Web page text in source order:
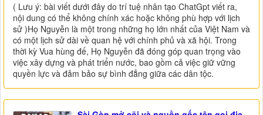
( Lưu ý: bài viết dưới đây do trí tuệ nhân tạo ChatGpt viết ra,
nội dung có thể không chính xác hoặc không phù hợp với lịch
sử )Họ Nguyễn là một trong những họ lớn nhất của Việt Nam và
có một lịch sử dài về quan hệ với chính phủ và xã hội. Trong
thời kỳ Vua hùng đế, Họ Nguyễn đã đóng góp quan trọng vào
việc xây dựng và phát triển nước, bao gồm cả việc giữ vững
quyền lực và đảm bảo sự bình đẳng giữa các dân tộc.